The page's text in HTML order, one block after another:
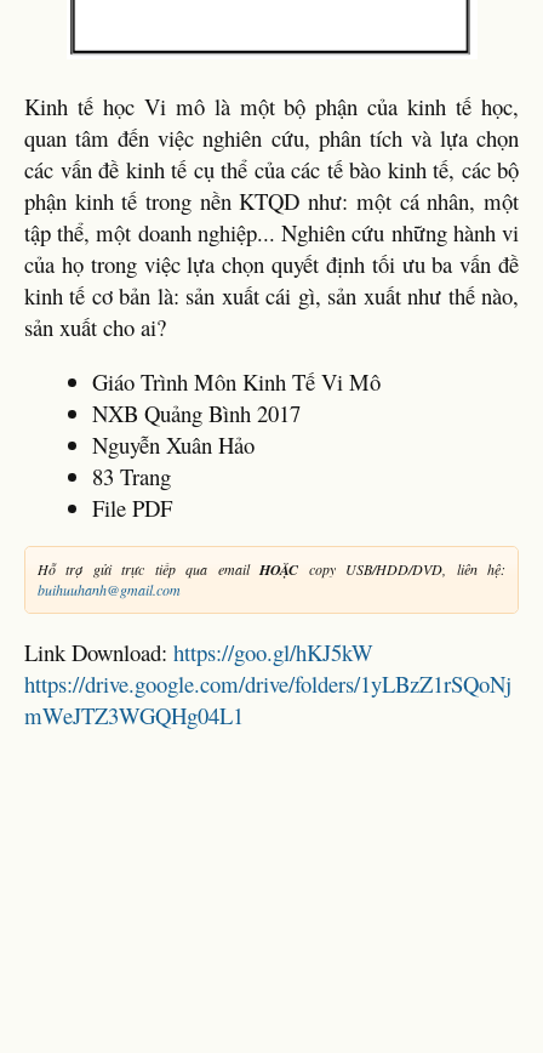
Kinh tế học Vi mô là một bộ phận của kinh tế học,
quan tâm đến việc nghiên cứu, phân tích và lựa chọn
các vấn đề kinh tế cụ thể của các tế bào kinh tế, các bộ
phận kinh tế trong nền KTQD như: một cá nhân, một
tập thể, một doanh nghiệp... Nghiên cứu những hành vi
của họ trong việc lựa chọn quyết định tối ưu ba vấn đề
kinh tế cơ bản là: sản xuất cái gì, sản xuất như thế nào,
sản xuất cho ai?
Giáo Trình Môn Kinh Tế Vi Mô
NXB Quảng Bình 2017
Nguyễn Xuân Hảo
83 Trang
File PDF
Hỗ trợ gửi trực tiếp qua emailHOẶC copy USB/HDD/DVD, liên hệ:
buihuuhanh@gmail.com
Link Download: https://goo.gl/hKJ5kW
https://drive.google.com/drive/folders/1yLBzZ1rSQoNj
mWeJTZ3WGQHg04L1